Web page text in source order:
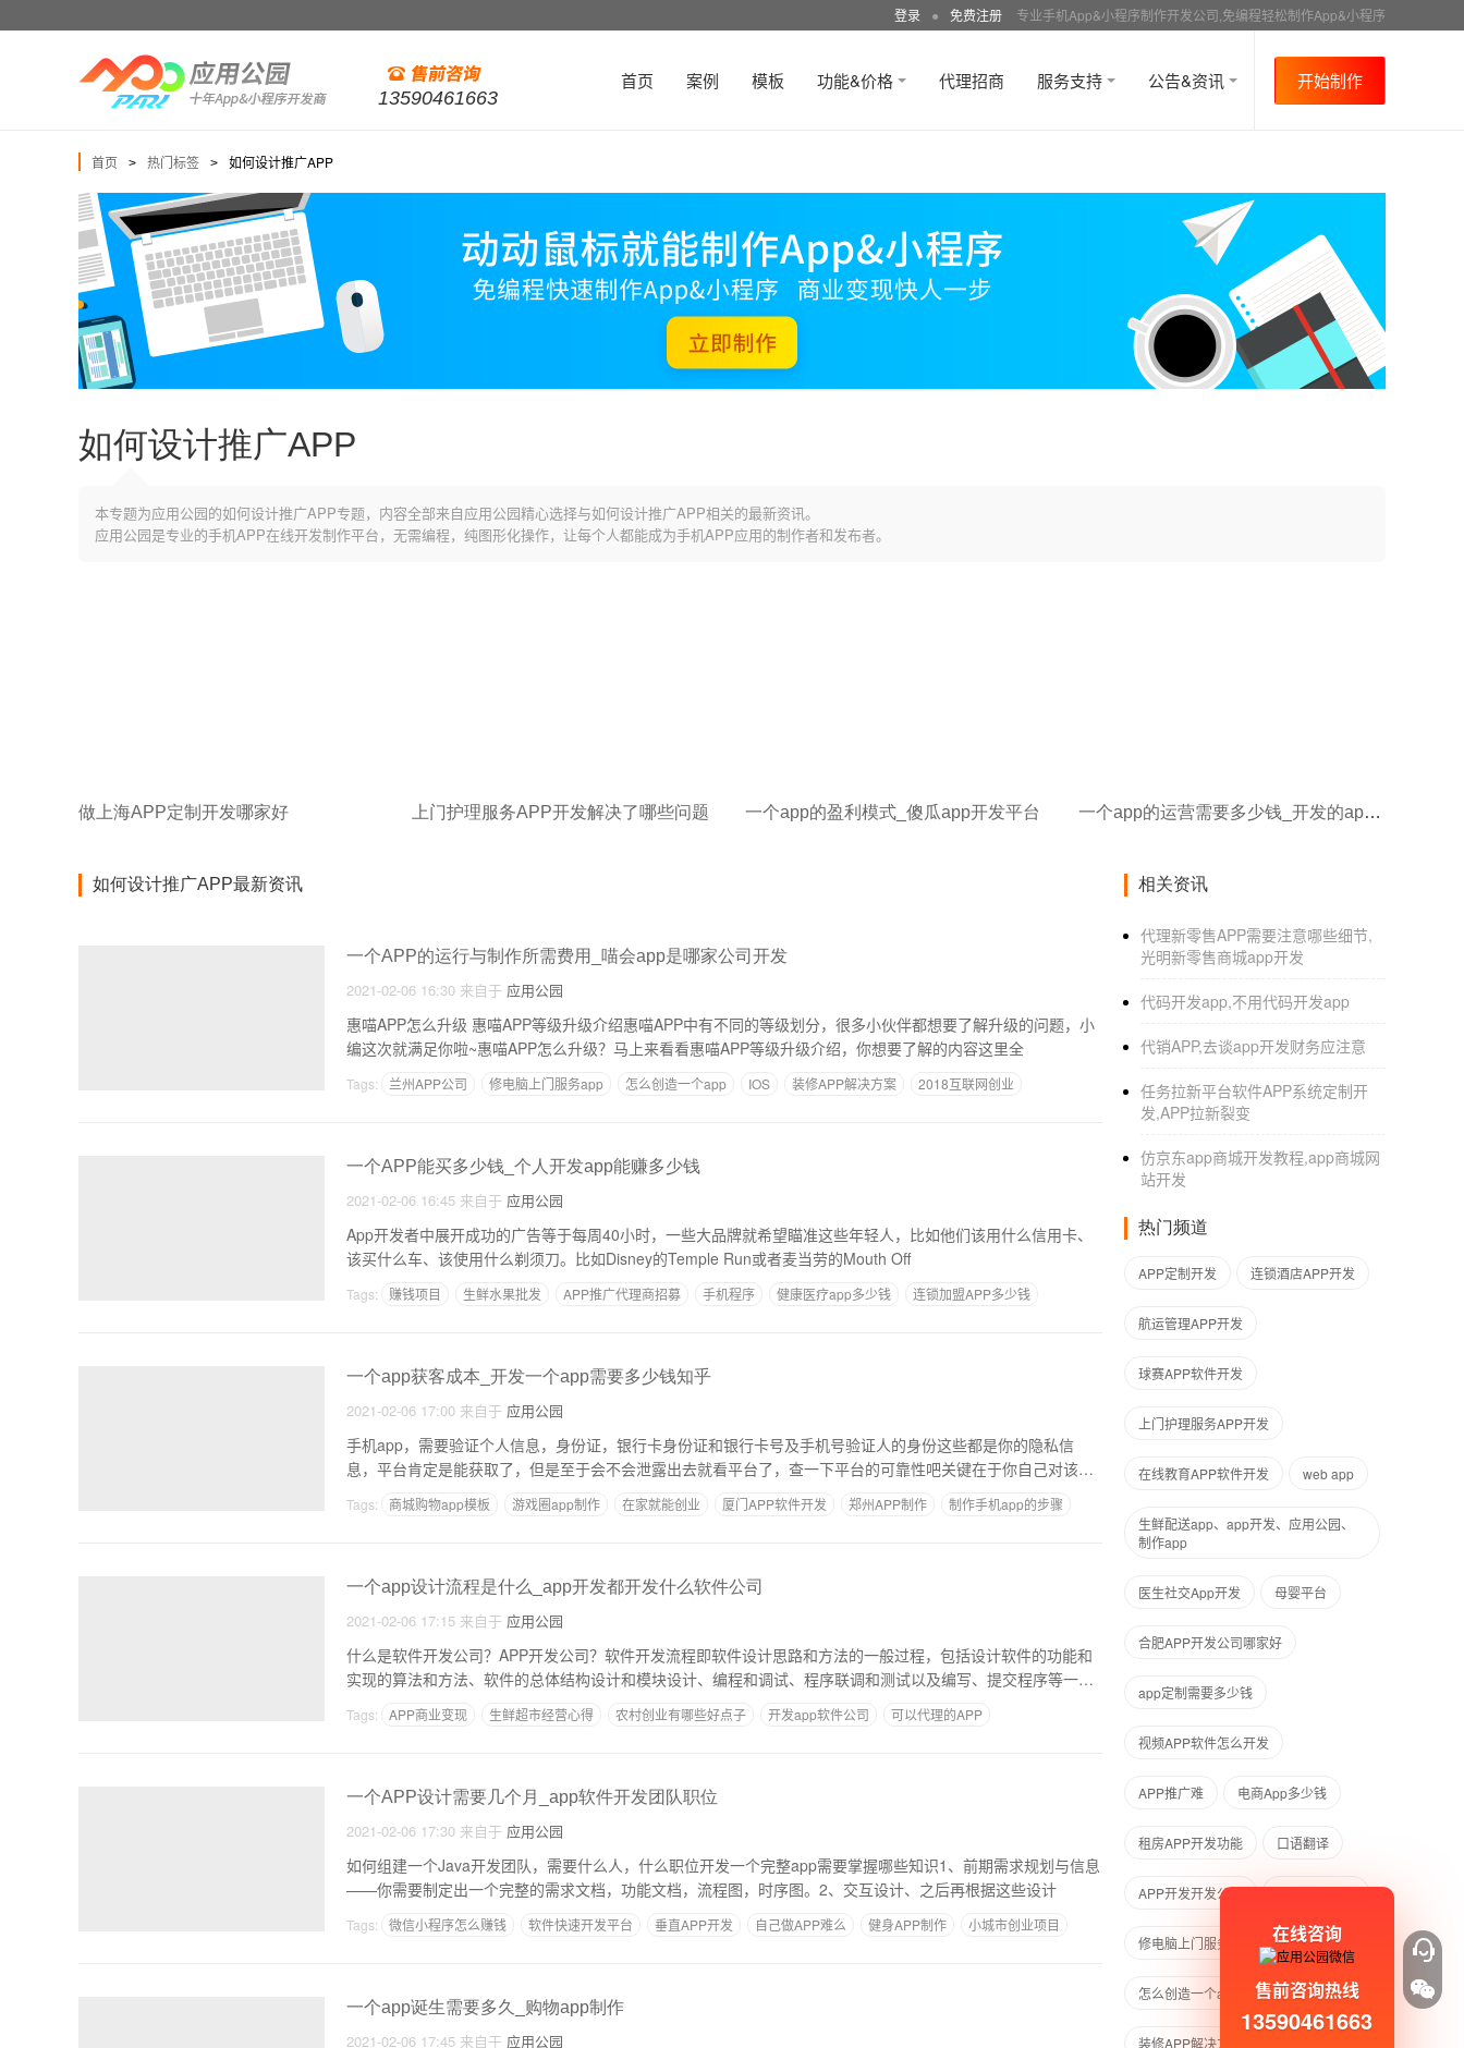
登录 ● 免费注册 专业手机App&小程序制作开发公司,免编程轻松制作App&小程序
13590461663
首页 案例 模板 功能&价格 代理招商 服务支持 公告&资讯 开始制作
首页 > 热门标签 > 如何设计推广APP
如何设计推广APP
本专题为应用公园的如何设计推广APP专题，内容全部来自应用公园精心选择与如何设计推广APP相关的最新资讯。
应用公园是专业的手机APP在线开发制作平台，无需编程，纯图形化操作，让每个人都能成为手机APP应用的制作者和发布者。
做上海APP定制开发哪家好 上门护理服务APP开发解决了哪些问题 一个app的盈利模式_傻瓜app开发平台 一个app的运营需要多少钱_开发的app需要维护吗
如何设计推广APP最新资讯
一个APP的运行与制作所需费用_喵会app是哪家公司开发
2021-02-06 16:30 来自于 应用公园
惠喵APP怎么升级 惠喵APP等级升级介绍惠喵APP中有不同的等级划分，很多小伙伴都想要了解升级的问题，小
编这次就满足你啦~惠喵APP怎么升级？马上来看看惠喵APP等级升级介绍，你想要了解的内容这里全
Tags: 兰州APP公司 修电脑上门服务app 怎么创造一个app IOS 装修APP解决方案 2018互联网创业
一个APP能买多少钱_个人开发app能赚多少钱
2021-02-06 16:45 来自于 应用公园
App开发者中展开成功的广告等于每周40小时，一些大品牌就希望瞄准这些年轻人，比如他们该用什么信用卡、
该买什么车、该使用什么剃须刀。比如Disney的Temple Run或者麦当劳的Mouth Off
Tags: 赚钱项目 生鲜水果批发 APP推广代理商招募 手机程序 健康医疗app多少钱 连锁加盟APP多少钱
一个app获客成本_开发一个app需要多少钱知乎
2021-02-06 17:00 来自于 应用公园
手机app，需要验证个人信息，身份证，银行卡身份证和银行卡号及手机号验证人的身份这些都是你的隐私信
息，平台肯定是能获取了，但是至于会不会泄露出去就看平台了，查一下平台的可靠性吧关键在于你自己对该平
Tags: 商城购物app模板 游戏圈app制作 在家就能创业 厦门APP软件开发 郑州APP制作 制作手机app的步骤
一个app设计流程是什么_app开发都开发什么软件公司
2021-02-06 17:15 来自于 应用公园
什么是软件开发公司？APP开发公司？软件开发流程即软件设计思路和方法的一般过程，包括设计软件的功能和
实现的算法和方法、软件的总体结构设计和模块设计、编程和调试、程序联调和测试以及编写、提交程序等一系
Tags: APP商业变现 生鲜超市经营心得 农村创业有哪些好点子 开发app软件公司
可以代理的APP
一个APP设计需要几个月_app软件开发团队职位
2021-02-06 17:30 来自于 应用公园
如何组建一个Java开发团队，需要什么人，什么职位开发一个完整app需要掌握哪些知识1、前期需求规划与信息
——你需要制定出一个完整的需求文档，功能文档，流程图，时序图。2、交互设计、之后再根据这些设计
Tags: 微信小程序怎么赚钱 软件快速开发平台 垂直APP开发 自己做APP难么 健身APP制作 小城市创业项目
一个app诞生需要多久_购物app制作
2021-02-06 17:45 来自于 应用公园
相关资讯
代理新零售APP需要注意哪些细节,
光明新零售商城app开发
代码开发app,不用代码开发app
代销APP,去谈app开发财务应注意
任务拉新平台软件APP系统定制开
发,APP拉新裂变
仿京东app商城开发教程,app商城网
站开发
热门频道
APP定制开发 连锁酒店APP开发
航运管理APP开发
球赛APP软件开发
上门护理服务APP开发
在线教育APP软件开发 web app
生鲜配送app、app开发、应用公园、
制作app
医生社交App开发 母婴平台
合肥APP开发公司哪家好
app定制需要多少钱
视频APP软件怎么开发
APP推广难 电商App多少钱
租房APP开发功能 口语翻译
APP开发开发公司 兰州APP公司
修电脑上门服务app
怎么创造一个app IOS
装修APP解决方案
在线咨询
售前咨询热线
13590461663